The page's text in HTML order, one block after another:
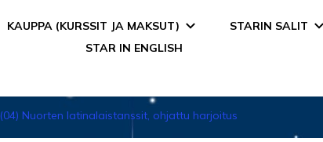
KAUPPA (KURSSIT JA MAKSUT) STARIN SALIT
STAR IN ENGLISH
(04) Nuorten latinalaistanssit, ohjattu harjoitus